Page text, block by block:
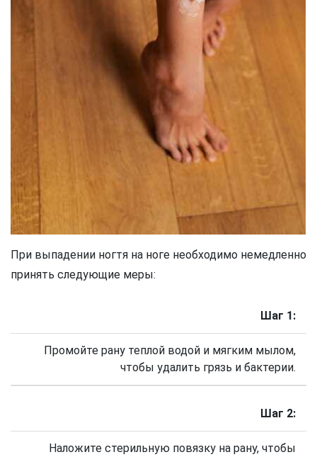
При выпадении ногтя на ноге необходимо немедленно
принять следующие меры:
Шаг 1:
Промойте рану теплой водой и мягким мылом,
чтобы удалить грязь и бактерии.
Шаг 2:
Наложите стерильную повязку на рану, чтобы